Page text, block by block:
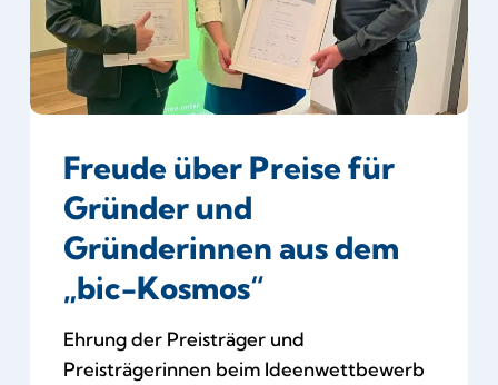
Gründerinnen
aus
dem
„bic-
Freude über Preise für
Gründer und
Gründerinnen aus dem
„bic-Kosmos“
Ehrung der Preisträger und
Preisträgerinnen beim Ideenwettbewerb